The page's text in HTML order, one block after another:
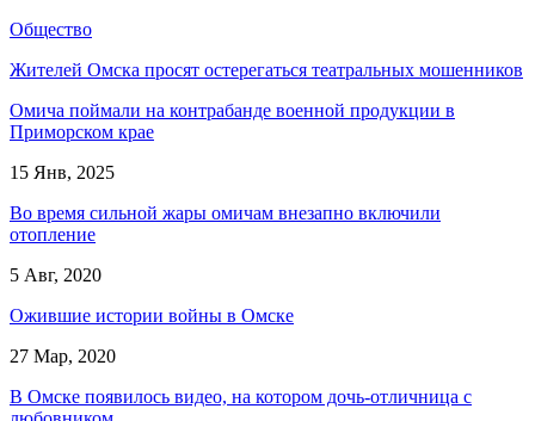
Общество
Жителей Омска просят остерегаться театральных мошенников
Омича поймали на контрабанде военной продукции в
Приморском крае
15 Янв, 2025
Во время сильной жары омичам внезапно включили
отопление
5 Авг, 2020
Ожившие истории войны в Омске
27 Мар, 2020
В Омске появилось видео, на котором дочь-отличница с